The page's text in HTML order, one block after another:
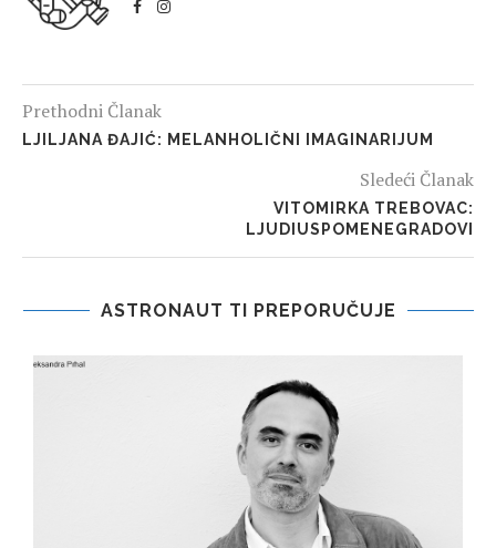
Prethodni Članak
LJILJANA ĐAJIĆ: MELANHOLIČNI IMAGINARIJUM
Sledeći Članak
VITOMIRKA TREBOVAC:
LJUDIUSPOMENEGRADOVI
ASTRONAUT TI PREPORUČUJE